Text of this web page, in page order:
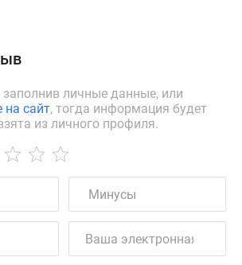
личные данные, или
на сайт, тогда информация будет
из личного профиля.